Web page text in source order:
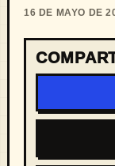
16 DE MAYO DE